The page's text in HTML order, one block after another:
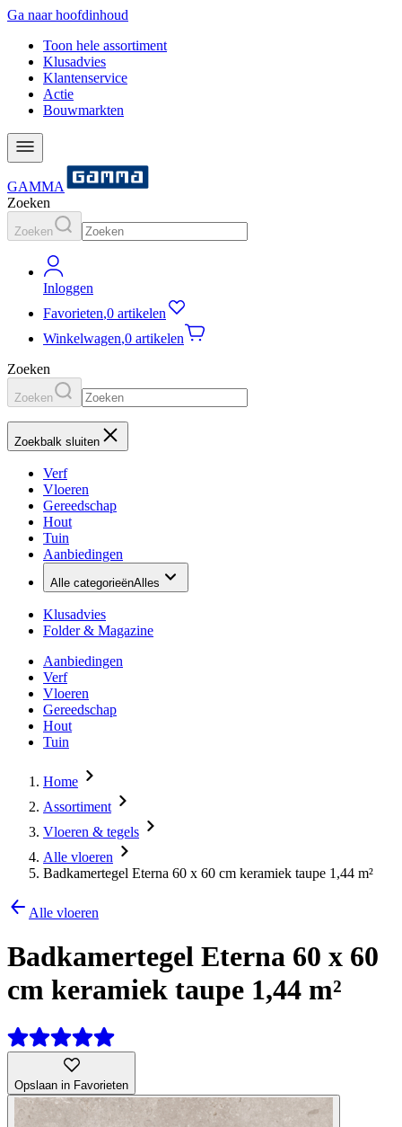
Ga naar hoofdinhoud
Toon hele assortiment
Klusadvies
Klantenservice
Actie
Bouwmarkten
GAMMA
Zoeken
Zoeken
Inloggen
Favorieten,0 artikelen
Winkelwagen,0 artikelen
Zoeken
Zoeken
Zoekbalk sluiten
Verf
Vloeren
Gereedschap
Hout
Tuin
Aanbiedingen
Alle categorieënAlles
Klusadvies
Folder & Magazine
Aanbiedingen
Verf
Vloeren
Gereedschap
Hout
Tuin
Home
Assortiment
Vloeren & tegels
Alle vloeren
Badkamertegel Eterna 60 x 60 cm keramiek taupe 1,44 m²
Alle vloeren
Badkamertegel Eterna 60 x 60
cm keramiek taupe 1,44 m²
Opslaan in Favorieten